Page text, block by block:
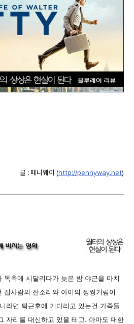
글 : 페니웨이 (http://pennyway.net)
독촉에 시달리다가 늦은 밤 야근을 마치
집사람의 잔소리와 아이의 찡찡거림이
라면 퇴근후에 기다리고 있는건 가족들
자리를 대신하고 있을 테고. 아마도 대한